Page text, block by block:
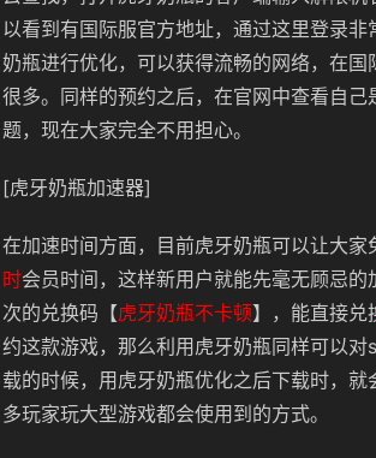
以看到有国际服官方地址，通过这里登录
奶瓶进行优化，可以获得流畅的网络，在
很多。同样的预约之后，在官网中查看自
题，现在大家完全不用担心。
[虎牙奶瓶加速器]
在加速时间方面，目前虎牙奶瓶可以让大家
时会员时间，这样新用户就能先毫无顾忌
次的兑换码【虎牙奶瓶不卡顿】，能直接兑
约这款游戏，那么利用虎牙奶瓶同样可以
载的时候，用虎牙奶瓶优化之后下载时，
多玩家玩大型游戏都会使用到的方式。